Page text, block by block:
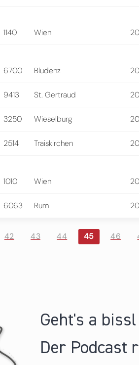
1140 Wien
6700 Bludenz
9413 St. Gertraud
3250 Wieselburg
2514 Traiskirchen
1010 Wien
6063 Rum
42 43 44 45 46
Geht's a
Der Podcast